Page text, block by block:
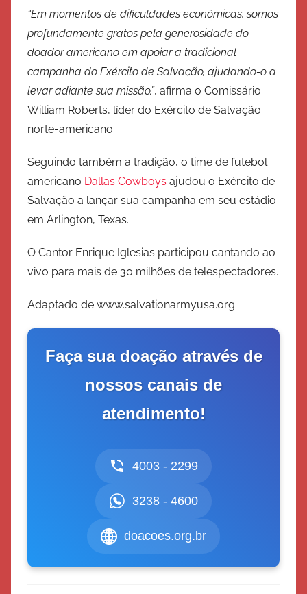
S
a
l
ã
“Em momentos de dificuldades econômicas, somos
profundamente gratos pela generosidade do
doador americano em apoiar a tradicional
campanha do Exército de Salvação, ajudando-o a
levar adiante sua missão.”, afirma o Comissário
William Roberts, líder do Exército de Salvação
norte-americano.
Seguindo também a tradição, o time de futebol
americano Dallas Cowboys ajudou o Exército de
Salvação a lançar sua campanha em seu estádio
em Arlington, Texas.
O Cantor Enrique Iglesias participou cantando ao
vivo para mais de 30 milhões de telespectadores.
Adaptado de www.salvationarmyusa.org
Faça sua doação através de
nossos canais de
atendimento!
4003 - 2299
3238 - 4600
doacoes.org.br